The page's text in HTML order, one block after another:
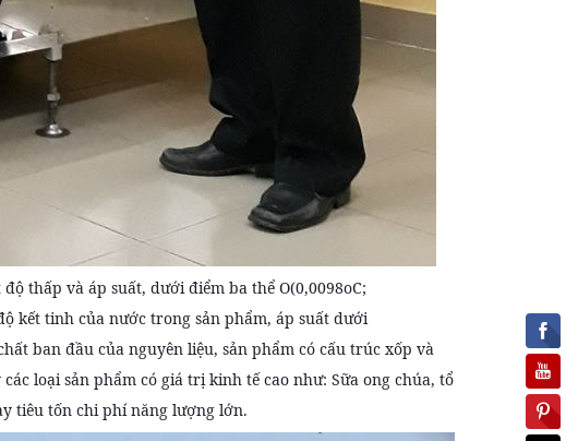
thấp và áp suất, dưới điểm ba thể O(0,0098oC;
kết tinh của nước trong sản phẩm, áp suất dưới
ban đầu của nguyên liệu, sản phẩm có cấu trúc xốp và
loại sản phẩm có giá trị kinh tế cao như: Sữa ong chúa, tổ
tiêu tốn chi phí năng lượng lớn.